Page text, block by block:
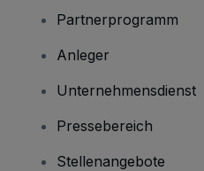
Partnerprogramm
Anleger
Unternehmensdienst
Pressebereich
Stellenangebote